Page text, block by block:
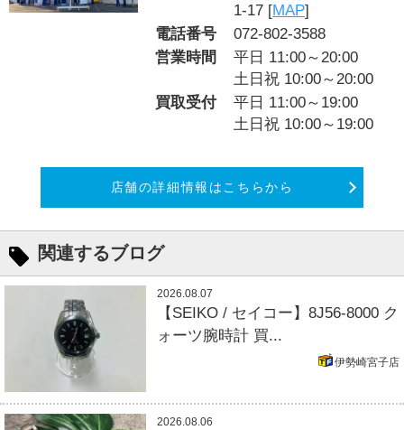
1-17 [MAP]
電話番号
072-802-3588
営業時間
平日 11:00～20:00
土日祝 10:00～20:00
買取受付
平日 11:00～19:00
土日祝 10:00～19:00
店舗の詳細情報はこちらから
関連するブログ
2026.08.07
【SEIKO / セイコー】8J56-8000 ク
ォーツ腕時計 買...
伊勢崎宮子店
2026.08.06